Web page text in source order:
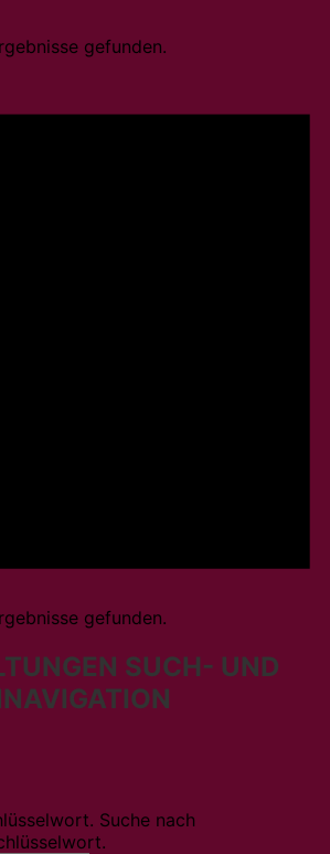
gefunden.
gefunden.
SUCH- UND
Suche nach